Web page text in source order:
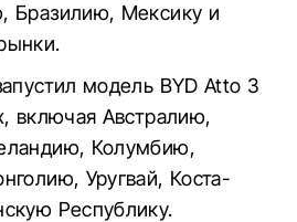
Бразилию, Мексику и
модель BYD Atto 3
включая Австралию,
Колумбию,
Уругвай, Коста-
Республику.